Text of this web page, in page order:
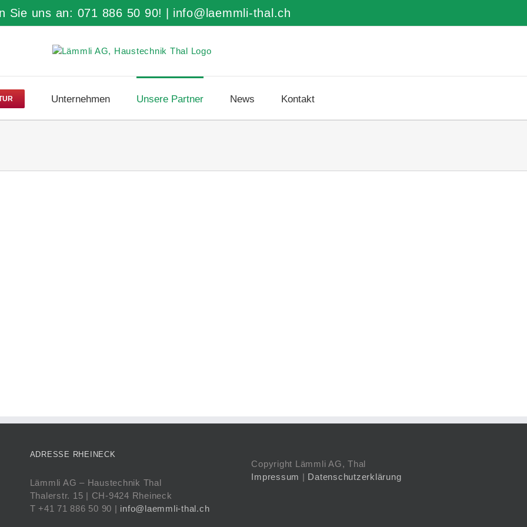
Sie uns an: 071 886 50 90! info@laemmli-thal.ch
Unternehmen Unsere Partner News Kontakt
ADRESSE RHEINECK
Lämmli AG – Haustechnik Thal
Thalerstr. 15 | CH-9424 Rheineck
T +41 71 886 50 90 | info@laemmli-thal.ch
Copyright Lämmli AG, Thal
Impressum | Datenschutzerklärung